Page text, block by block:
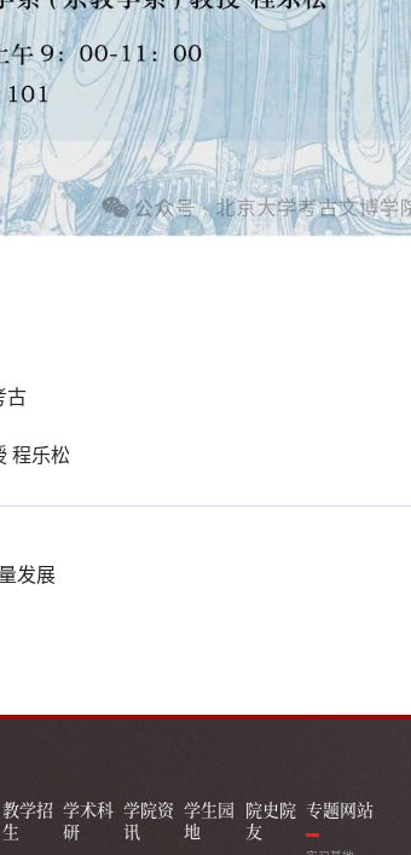
古
程乐松
发展
教学招
生
学术科
研
学院资
讯
学生园
地
院史院
友
专题网站